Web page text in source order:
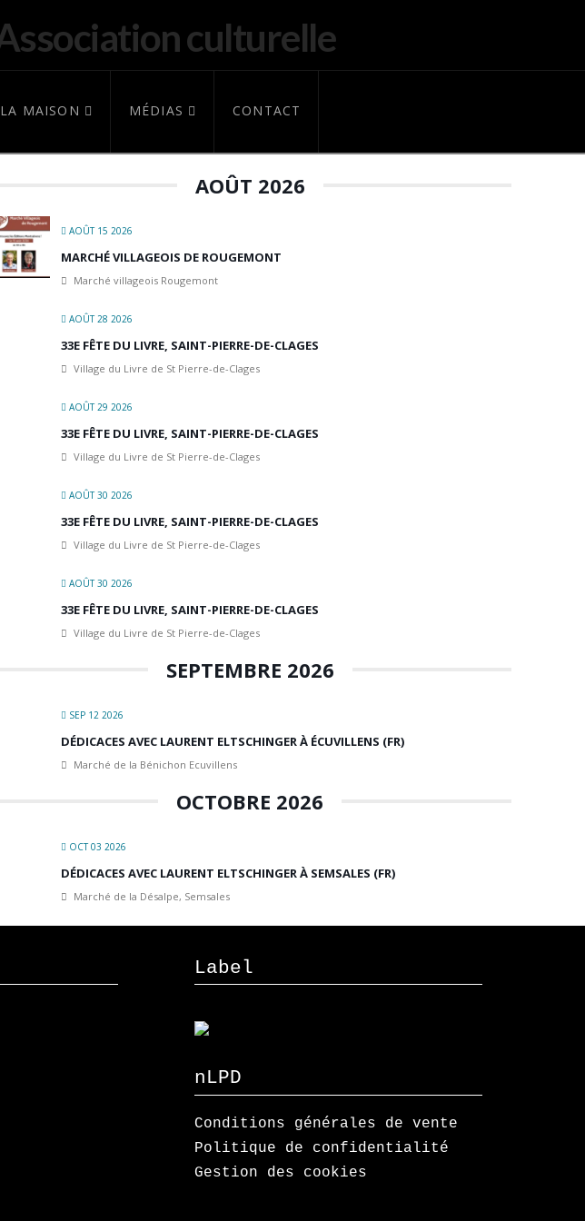
LA MAISON MÉDIAS CONTACT
AOÛT 2026
AOÛT 15 2026
MARCHÉ VILLAGEOIS DE ROUGEMONT
Marché villageois Rougemont
AOÛT 28 2026
33E FÊTE DU LIVRE, SAINT-PIERRE-DE-CLAGES
Village du Livre de St Pierre-de-Clages
AOÛT 29 2026
33E FÊTE DU LIVRE, SAINT-PIERRE-DE-CLAGES
Village du Livre de St Pierre-de-Clages
AOÛT 30 2026
33E FÊTE DU LIVRE, SAINT-PIERRE-DE-CLAGES
Village du Livre de St Pierre-de-Clages
AOÛT 30 2026
33E FÊTE DU LIVRE, SAINT-PIERRE-DE-CLAGES
Village du Livre de St Pierre-de-Clages
SEPTEMBRE 2026
SEP 12 2026
DÉDICACES AVEC LAURENT ELTSCHINGER À ÉCUVILLENS (FR)
Marché de la Bénichon Ecuvillens
OCTOBRE 2026
OCT 03 2026
DÉDICACES AVEC LAURENT ELTSCHINGER À SEMSALES (FR)
Marché de la Désalpe, Semsales
Label
nLPD
Conditions générales de vente
Politique de confidentialité
Gestion des cookies